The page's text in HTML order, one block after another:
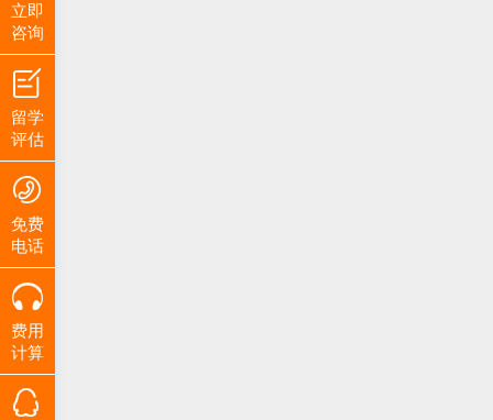
立即
咨询
留学
评估
免费
电话
费用
计算